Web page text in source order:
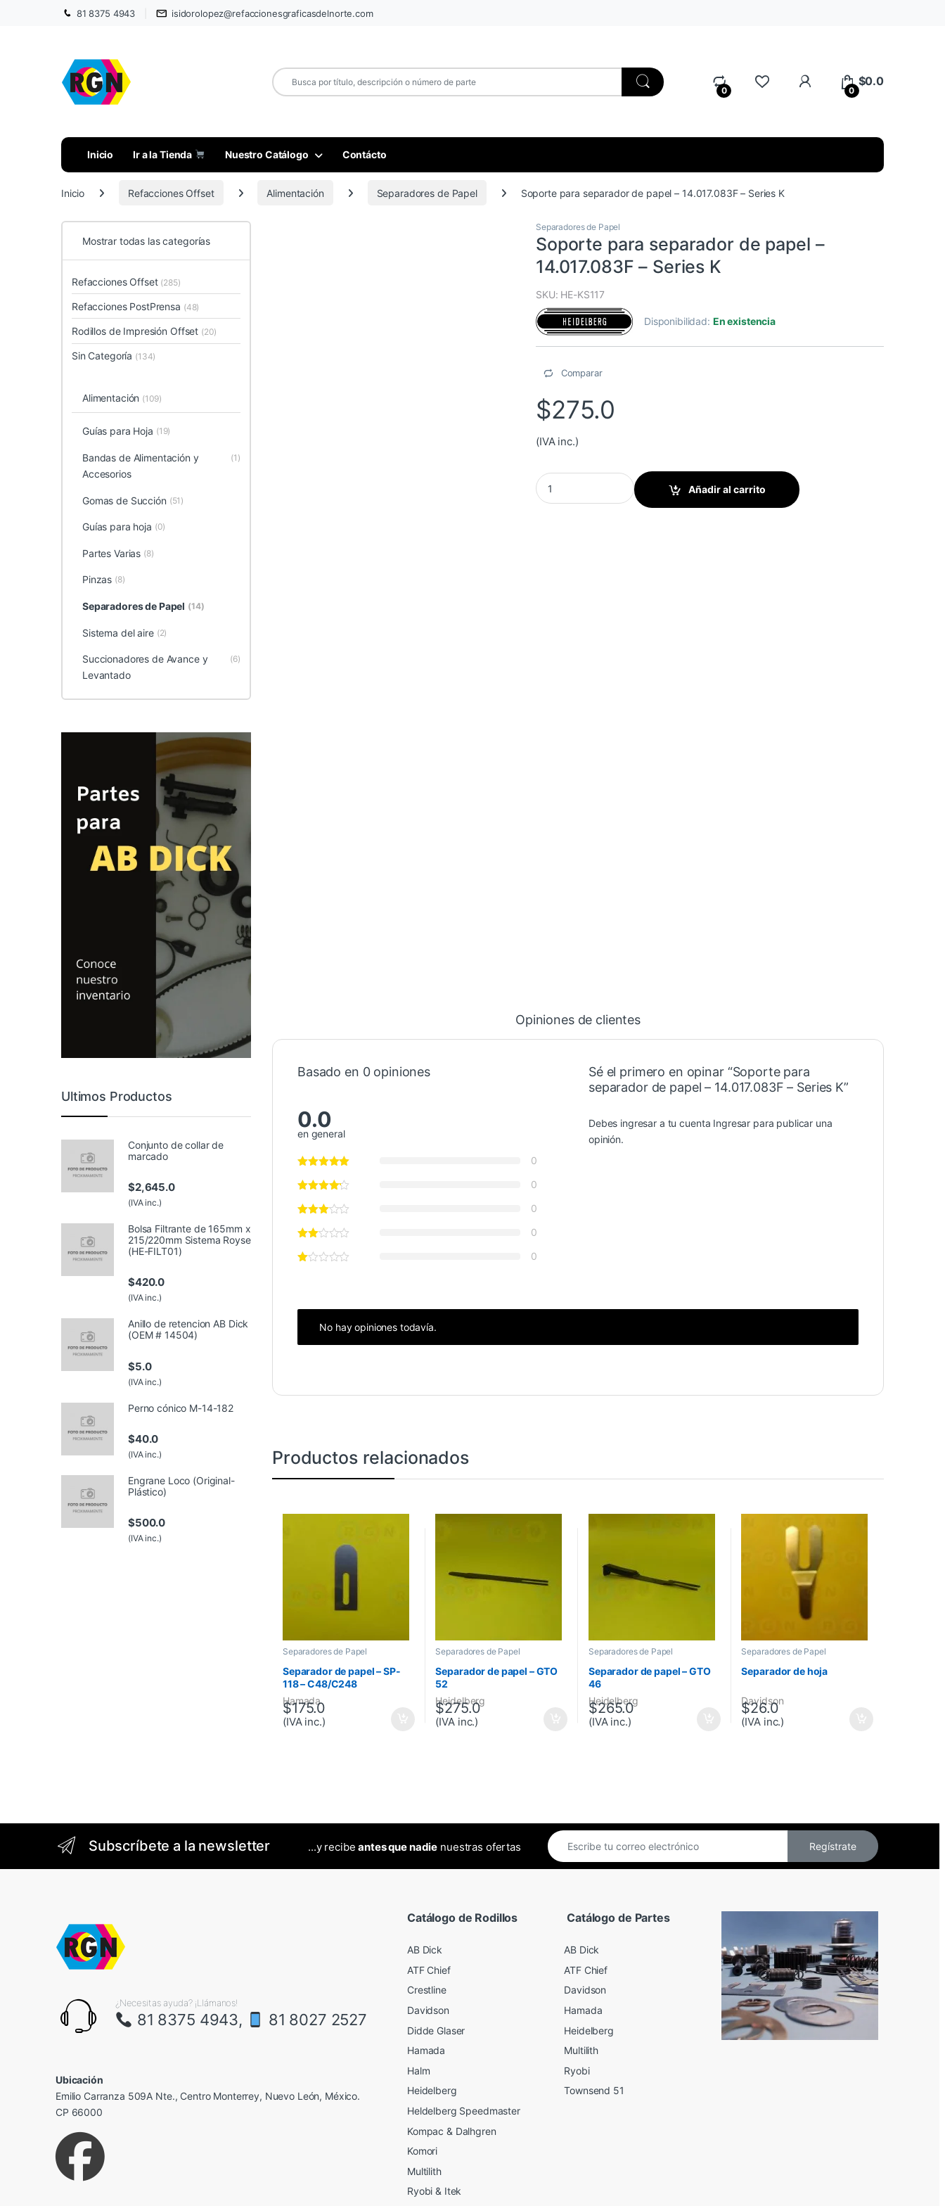
81 8375 4943 isidorolopez@refaccionesgraficasdelnorte.com
0
My Account
0
$0.0
Inicio Ir a la Tienda Nuestro Catálogo Contácto
Inicio Refacciones Offset Alimentación Separadores de Papel Soporte para separador de papel – 14.017.083F – Series K
Separadores de Papel
Soporte para separador de papel –
14.017.083F – Series K
SKU: HE-KS117
Disponibilidad: En existencia
Comparar
$275.0
(IVA inc.)
Soporte para separador de papel - 14.017.083F - Series K quantity
Añadir al carrito
Opiniones de clientes
Basado en 0 opiniones
0.0
en general
0
0
0
0
0
Sé el primero en opinar “Soporte para
separador de papel – 14.017.083F – Series K”
Debes ingresar a tu cuenta Ingresar para publicar una
opinión.
No hay opiniones todavía.
Productos relacionados
Separadores de Papel
Separador de papel – SP-
118 – C48/C248
Hamada
$175.0
(IVA inc.)
Separadores de Papel
Separador de papel – GTO
52
Heidelberg
$275.0
(IVA inc.)
Separadores de Papel
Separador de papel – GTO
46
Heidelberg
$265.0
(IVA inc.)
Separadores de Papel
Separador de hoja
Davidson
$26.0
(IVA inc.)
Mostrar todas las categorías
Refacciones Offset (285)
Refacciones PostPrensa (48)
Rodillos de Impresión Offset (20)
Sin Categoría (134)
Alimentación (109)
Guías para Hoja (19)
Bandas de Alimentación y
Accesorios
(1)
Gomas de Succión (51)
Guías para hoja (0)
Partes Varias (8)
Pinzas (8)
Separadores de Papel (14)
Sistema del aire (2)
Succionadores de Avance y
Levantado
(6)
Ultimos Productos
Conjunto de collar de
marcado
$2,645.0
(IVA inc.)
Bolsa Filtrante de 165mm x
215/220mm Sistema Royse
(HE-FILT01)
$420.0
(IVA inc.)
Anillo de retencion AB Dick
(OEM # 14504)
$5.0
(IVA inc.)
Perno cónico M-14-182
$40.0
(IVA inc.)
Engrane Loco (Original-
Plástico)
$500.0
(IVA inc.)
Brands CarouselSubscríbete a la newsletter ...y recibeantes que nadie nuestras ofertas Regístrate
¿Necesitas ayuda? ¡Llámanos!
81 8375 4943, 81 8027 2527
Ubicación
Emilio Carranza 509A Nte., Centro Monterrey, Nuevo León, México.
CP 66000
Catálogo de Rodillos
AB Dick
ATF Chief
Crestline
Davidson
Didde Glaser
Hamada
Halm
Heidelberg
Heldelberg Speedmaster
Kompac & Dalhgren
Komori
Multilith
Ryobi & Itek
Catálogo de Partes
AB Dick
ATF Chief
Davidson
Hamada
Heidelberg
Multilith
Ryobi
Townsend 51